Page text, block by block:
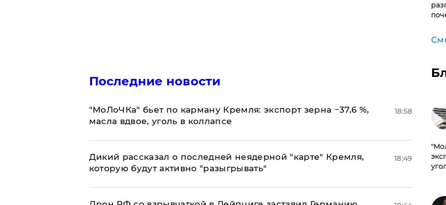
Последние новости
​"МоЛоЧКа" бьет по карману Кремля: экспорт зерна −37,6 %,
масла вдвое, уголь в коллапсе
18:58
Дикий рассказал о последней неядерной "карте" Кремля,
которую будут активно "разыгрывать"
18:49